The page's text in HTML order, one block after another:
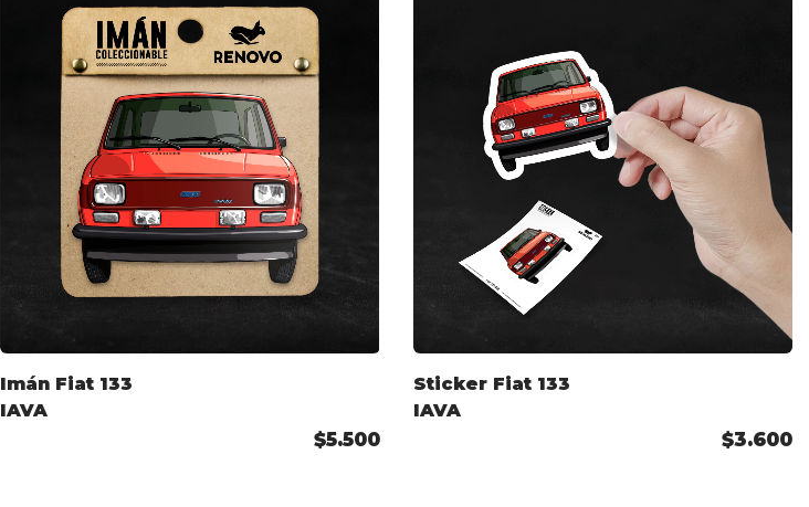
Imán Fiat 133
IAVA
$5.500
Sticker Fiat 133
IAVA
$3.600